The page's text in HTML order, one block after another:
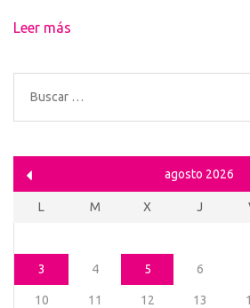
Leer más
Buscar:
agosto 2026
L M X J
3 4 5 6
10 11 12 13